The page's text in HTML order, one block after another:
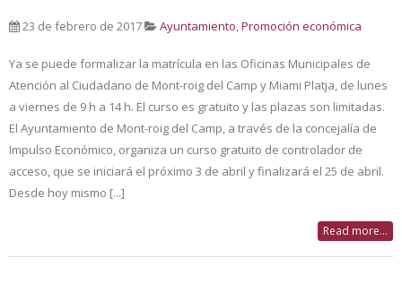
23 de febrero de 2017 Ayuntamiento,Promoción económica
Ya se puede formalizar la matrícula en las Oficinas Municipales de
Atención al Ciudadano de Mont-roig del Camp y Miami Platja, de lunes
a viernes de 9 h a 14 h. El curso es gratuito y las plazas son limitadas.
El Ayuntamiento de Mont-roig del Camp, a través de la concejalía de
Impulso Económico, organiza un curso gratuito de controlador de
acceso, que se iniciará el próximo 3 de abril y finalizará el 25 de abril.
Desde hoy mismo [...]
Read more...